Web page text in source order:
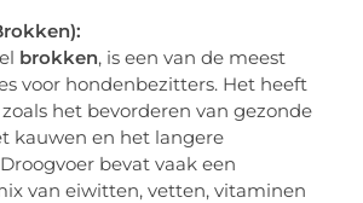
brokken, is een van de meest
voor hondenbezitters. Het heeft
het bevorderen van gezonde
kauwen en het langere
bevat vaak een
van eiwitten, vetten, vitaminen